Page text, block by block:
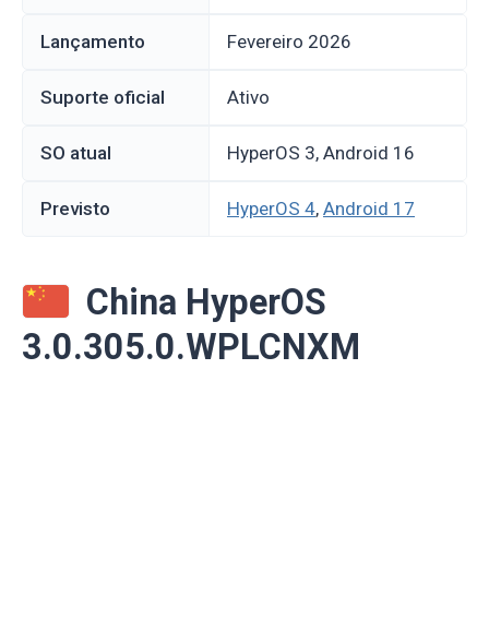
Lançamento fevereiro 2026
Suporte oficial Ativo
SO atual HyperOS 3, Android 16
Previsto HyperOS 4, Android 17
China HyperOS
3.0.305.0.WPLCNXM